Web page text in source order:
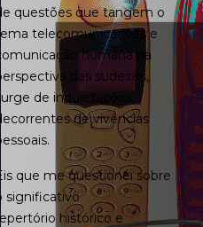
de questões que tangem o
tema telecomunicações e
comunicação humana na
perspectiva das sudezes,
surge de inquietações
decorrentes de vivências
pessoais.
Eis que me questionei sobre
o significativo
repertório histórico e